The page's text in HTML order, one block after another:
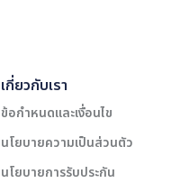
เกี่ยวกับเรา
ข้อกำหนดและเงื่อนไข
นโยบายความเป็นส่วนตัว
นโยบายการรับประกัน